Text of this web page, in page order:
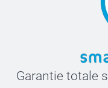
Garantie totale